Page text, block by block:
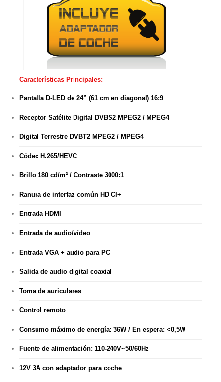
Características Principales:
Pantalla D-LED de 24” (61 cm en diagonal) 16:9
Receptor Satélite Digital DVBS2 MPEG2 / MPEG4
Digital Terrestre DVBT2 MPEG2 / MPEG4
Códec H.265/HEVC
Brillo 180 cd/m² / Contraste 3000:1
Ranura de interfaz común HD CI+
Entrada HDMI
Entrada de audio/vídeo
Entrada VGA + audio para PC
Salida de audio digital coaxial
Toma de auriculares
Control remoto
Consumo máximo de energía: 36W / En espera: <0,5W
Fuente de alimentación: 110-240V~50/60Hz
12V 3A con adaptador para coche